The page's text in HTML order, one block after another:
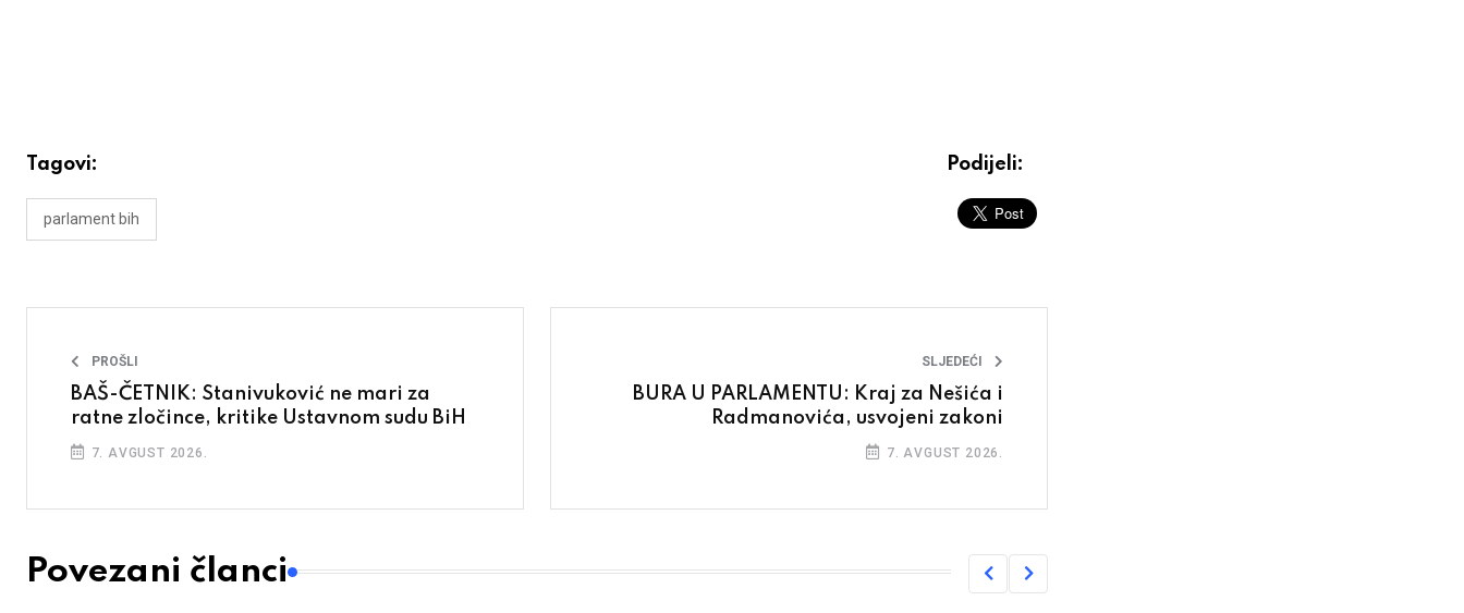
Tagovi:
parlament bih
Podijeli:
PROŠLI
BAŠ-ČETNIK: Stanivuković ne mari za
ratne zločince, kritike Ustavnom sudu BiH
7. AVGUST 2026.
SLJEDEĆI
BURA U PARLAMENTU: Kraj za Nešića i
Radmanovića, usvojeni zakoni
7. AVGUST 2026.
Povezani članci